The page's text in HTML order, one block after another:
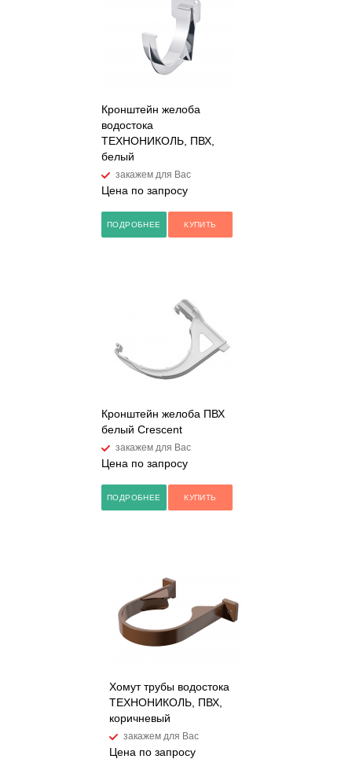
Кронштейн желоба
водостока
ТЕХНОНИКОЛЬ, ПВХ,
белый
закажем для Вас
Цена по запросу
ПОДРОБНЕЕ КУПИТЬ
Кронштейн желоба ПВХ
белый Crescent
закажем для Вас
Цена по запросу
ПОДРОБНЕЕ КУПИТЬ
Хомут трубы водостока
ТЕХНОНИКОЛЬ, ПВХ,
коричневый
закажем для Вас
Цена по запросу